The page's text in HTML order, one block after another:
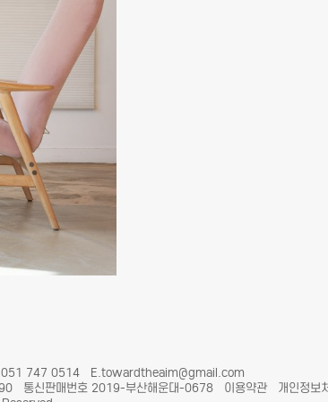
747 0514 E.towardtheaim@gmail.com
통신판매번호 2019-부산해운대-0678 이용약관
개인정보